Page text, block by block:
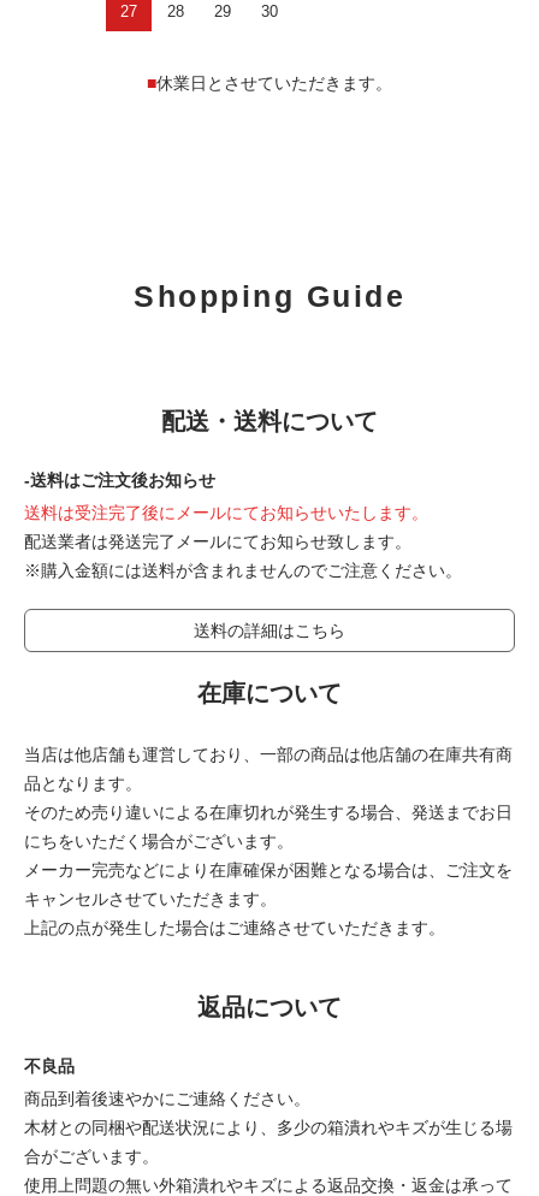
27 28 29 30
■休業日とさせていただきます。
Shopping Guide
配送・送料について
-送料はご注文後お知らせ
送料は受注完了後にメールにてお知らせいたします。
配送業者は発送完了メールにてお知らせ致します。
※購入金額には送料が含まれませんのでご注意ください。
送料の詳細はこちら
在庫について
当店は他店舗も運営しており、一部の商品は他店舗の在庫共有商
品となります。
そのため売り違いによる在庫切れが発生する場合、発送までお日
にちをいただく場合がございます。
メーカー完売などにより在庫確保が困難となる場合は、ご注文を
キャンセルさせていただきます。
上記の点が発生した場合はご連絡させていただきます。
返品について
不良品
商品到着後速やかにご連絡ください。
木材との同梱や配送状況により、多少の箱潰れやキズが生じる場
合がございます。
使用上問題の無い外箱潰れやキズによる返品交換・返金は承って